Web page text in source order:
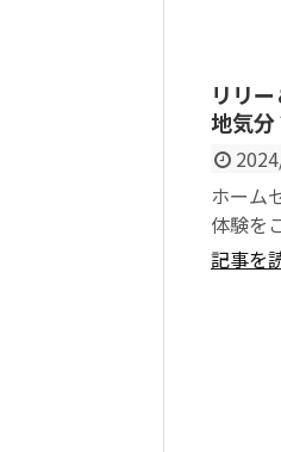
リリ
地気分
ホーム
体験を
ームセ
記事を